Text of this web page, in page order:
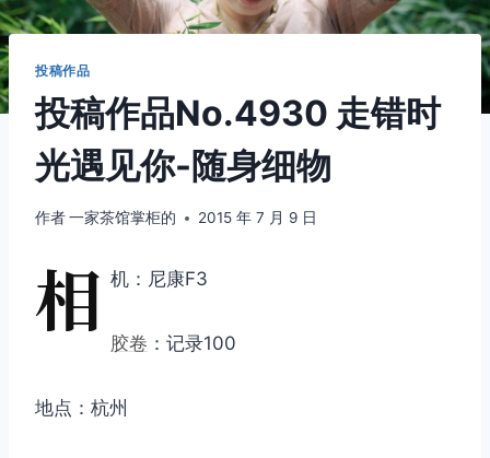
投稿作品
投稿作品No.4930 走错时
光遇见你-随身细物
作者一家茶馆掌柜的 2015 年 7 月 9 日
相 机：尼康F3
胶卷 ：记录100
地点：杭州